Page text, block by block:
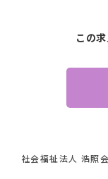
この
社会福祉法人 浩照